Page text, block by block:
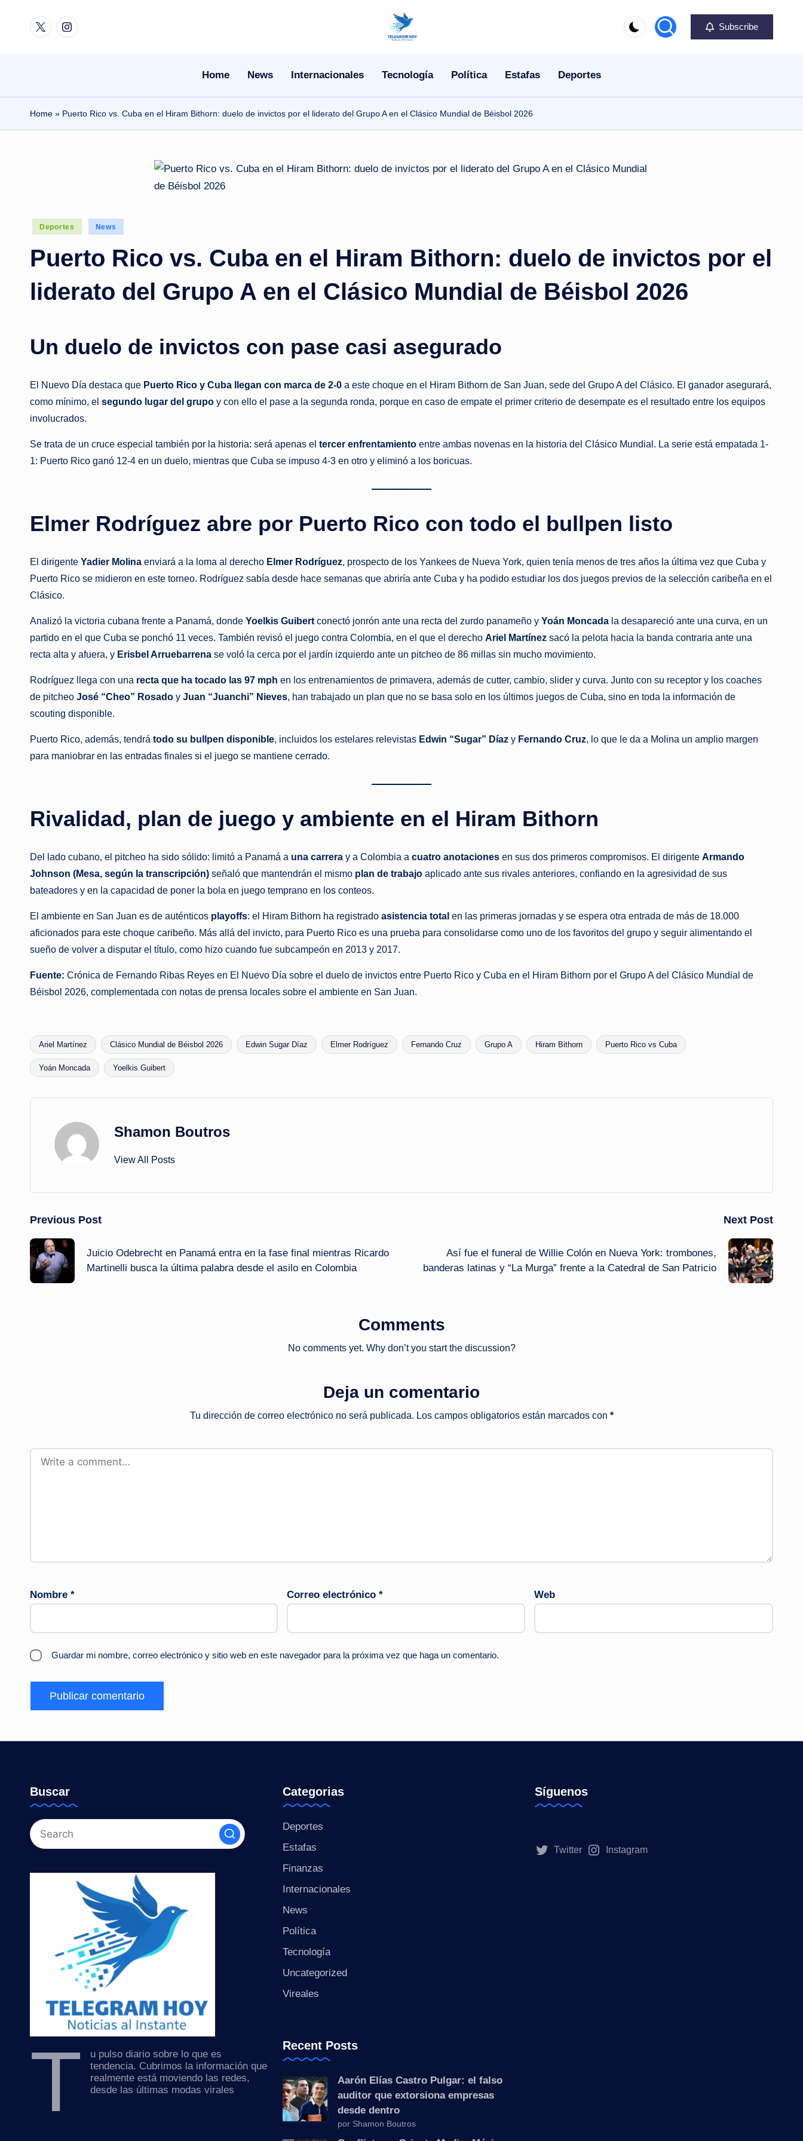
TwitterInstagram
N
i
e
N
o
c
a
a
l
i
n
t
n
t
Subscribe
Home News Internacionales Tecnología Política Estafas Deportes
Home » Puerto Rico vs. Cuba en el Hiram Bithorn: duelo de invictos por el liderato del Grupo A en el Clásico Mundial de Béisbol 2026
Posted
Deportes News
Puerto Rico vs. Cuba en el Hiram Bithorn: duelo de invictos por el
liderato del Grupo A en el Clásico Mundial de Béisbol 2026
Un duelo de invictos con pase casi asegurado
El Nuevo Día destaca que Puerto Rico y Cuba llegan con marca de 2-0 a este choque en el Hiram Bithorn de San Juan, sede del Grupo A del Clásico. El ganador asegurará,
como mínimo, el segundo lugar del grupo y con ello el pase a la segunda ronda, porque en caso de empate el primer criterio de desempate es el resultado entre los equipos
involucrados.
Se trata de un cruce especial también por la historia: será apenas el tercer enfrentamiento entre ambas novenas en la historia del Clásico Mundial. La serie está empatada 1-
1: Puerto Rico ganó 12-4 en un duelo, mientras que Cuba se impuso 4-3 en otro y eliminó a los boricuas.
Elmer Rodríguez abre por Puerto Rico con todo el bullpen listo
El dirigente Yadier Molina enviará a la loma al derecho Elmer Rodríguez, prospecto de los Yankees de Nueva York, quien tenía menos de tres años la última vez que Cuba y
Puerto Rico se midieron en este torneo. Rodríguez sabía desde hace semanas que abriría ante Cuba y ha podido estudiar los dos juegos previos de la selección caribeña en el
Clásico.
Analizó la victoria cubana frente a Panamá, donde Yoelkis Guibert conectó jonrón ante una recta del zurdo panameño y Yoán Moncada la desapareció ante una curva, en un
partido en el que Cuba se ponchó 11 veces. También revisó el juego contra Colombia, en el que el derecho Ariel Martínez sacó la pelota hacia la banda contraria ante una
recta alta y afuera, y Erisbel Arruebarrena se voló la cerca por el jardín izquierdo ante un pitcheo de 86 millas sin mucho movimiento.
Rodríguez llega con una recta que ha tocado las 97 mph en los entrenamientos de primavera, además de cutter, cambio, slider y curva. Junto con su receptor y los coaches
de pitcheo José “Cheo” Rosado y Juan “Juanchi” Nieves, han trabajado un plan que no se basa solo en los últimos juegos de Cuba, sino en toda la información de
scouting disponible.
Puerto Rico, además, tendrá todo su bullpen disponible, incluidos los estelares relevistas Edwin “Sugar” Díaz y Fernando Cruz, lo que le da a Molina un amplio margen
para maniobrar en las entradas finales si el juego se mantiene cerrado.
Rivalidad, plan de juego y ambiente en el Hiram Bithorn
Del lado cubano, el pitcheo ha sido sólido: limitó a Panamá a una carrera y a Colombia a cuatro anotaciones en sus dos primeros compromisos. El dirigente Armando
Johnson (Mesa, según la transcripción) señaló que mantendrán el mismo plan de trabajo aplicado ante sus rivales anteriores, confiando en la agresividad de sus
bateadores y en la capacidad de poner la bola en juego temprano en los conteos.
El ambiente en San Juan es de auténticos playoffs: el Hiram Bithorn ha registrado asistencia total en las primeras jornadas y se espera otra entrada de más de 18.000
aficionados para este choque caribeño. Más allá del invicto, para Puerto Rico es una prueba para consolidarse como uno de los favoritos del grupo y seguir alimentando el
sueño de volver a disputar el título, como hizo cuando fue subcampeón en 2013 y 2017.
Fuente: Crónica de Fernando Ribas Reyes en El Nuevo Día sobre el duelo de invictos entre Puerto Rico y Cuba en el Hiram Bithorn por el Grupo A del Clásico Mundial de
Béisbol 2026, complementada con notas de prensa locales sobre el ambiente en San Juan.
Tags:
Ariel Martínez Clásico Mundial de Béisbol 2026 Edwin Sugar Díaz Elmer Rodríguez Fernando Cruz Grupo A Hiram Bithorn Puerto Rico vs Cuba
Yoán Moncada Yoelkis Guibert
Shamon Boutros
View All Posts
Post
navigation
Previous Post
Juicio Odebrecht en Panamá entra en la fase final mientras Ricardo
Martinelli busca la última palabra desde el asilo en Colombia
Next Post
Así fue el funeral de Willie Colón en Nueva York: trombones,
banderas latinas y “La Murga” frente a la Catedral de San Patricio
Comments
No comments yet. Why don’t you start the discussion?
Deja un comentario
Tu dirección de correo electrónico no será publicada. Los campos obligatorios están marcados con *
Nombre * Correo electrónico * Web
Guardar mi nombre, correo electrónico y sitio web en este navegador para la próxima vez que haga un comentario.
Buscar
T
u pulso diario sobre lo que es
tendencia. Cubrimos la información que
realmente está moviendo las redes,
desde las últimas modas virales
Categorias
Deportes
Estafas
Finanzas
Internacionales
News
Política
Tecnología
Uncategorized
Vireales
Recent Posts
Aarón Elías Castro Pulgar: el falso
auditor que extorsiona empresas
desde dentro
por Shamon Boutros
Síguenos
Twitter Instagram